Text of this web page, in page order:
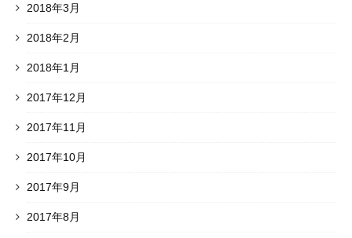
2018年3月
2018年2月
2018年1月
2017年12月
2017年11月
2017年10月
2017年9月
2017年8月